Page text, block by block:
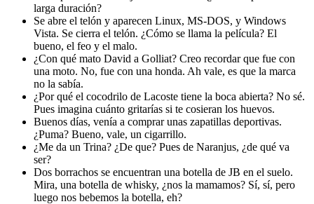
larga duración?
Se abre el telón y aparecen Linux, MS-DOS, y Windows
Vista. Se cierra el telón. ¿Cómo se llama la película? El
bueno, el feo y el malo.
¿Con qué mato David a Golliat? Creo recordar que fue con
una moto. No, fue con una honda. Ah vale, es que la marca
no la sabía.
¿Por qué el cocodrilo de Lacoste tiene la boca abierta? No sé.
Pues imagina cuánto gritarías si te cosieran los huevos.
Buenos días, venía a comprar unas zapatillas deportivas.
¿Puma? Bueno, vale, un cigarrillo.
¿Me da un Trina? ¿De que? Pues de Naranjus, ¿de qué va
ser?
Dos borrachos se encuentran una botella de JB en el suelo.
Mira, una botella de whisky, ¿nos la mamamos? Sí, sí, pero
luego nos bebemos la botella, eh?